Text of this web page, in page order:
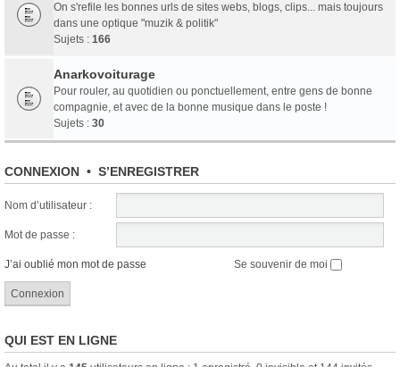
On s'refile les bonnes urls de sites webs, blogs, clips... mais toujours
dans une optique "muzik & politik"
Sujets : 166
Anarkovoiturage
Pour rouler, au quotidien ou ponctuellement, entre gens de bonne
compagnie, et avec de la bonne musique dans le poste !
Sujets : 30
CONNEXION • S’ENREGISTRER
Nom d’utilisateur :
Mot de passe :
J’ai oublié mon mot de passe Se souvenir de moi
QUI EST EN LIGNE